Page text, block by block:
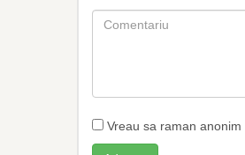
Vreau sa raman anonim